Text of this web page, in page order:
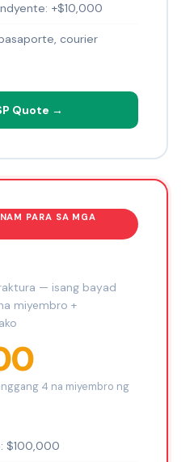
+$10,000
courier
Quote →
PARA SA MGA
— isang bayad
miyembro +
4 na miyembro ng
$100,000